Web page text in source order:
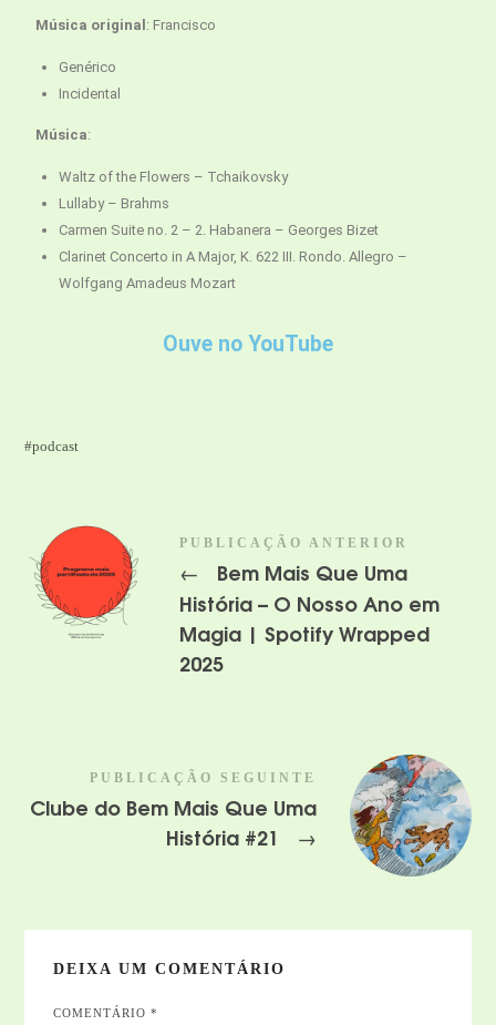
Música original : Francisco
Genérico
Incidental
Música:
Waltz of the Flowers – Tchaikovsky
Lullaby – Brahms
Carmen Suite no. 2 – 2. Habanera – Georges Bizet
Clarinet Concerto in A Major, K. 622 III. Rondo. Allegro –
Wolfgang Amadeus Mozart
Ouve no YouTube
podcast
PUBLICAÇÃO ANTERIOR
←
Bem Mais Que Uma
História – O Nosso Ano em
Magia | Spotify Wrapped
2025
PUBLICAÇÃO SEGUINTE
Clube do Bem Mais Que Uma
História #21
→
DEIXA UM COMENTÁRIO
COMENTÁRIO*